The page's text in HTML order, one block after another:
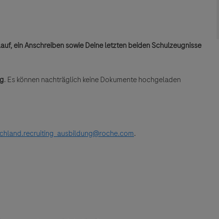
ein Anschreiben sowie Deine letzten beiden Schulzeugnisse
. Es können nachträglich keine Dokumente hochgeladen
.